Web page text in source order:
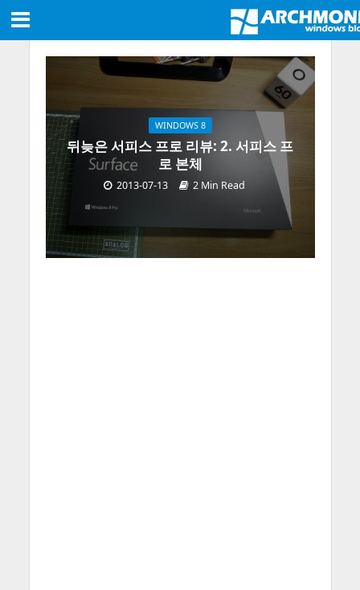
WINDOWS 8
뒤늦은 서피스 프로 리뷰: 2. 서피스 프
로 본체
2013-07-13 2 Min Read